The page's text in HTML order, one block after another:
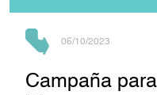
06/10/2023
Campaña